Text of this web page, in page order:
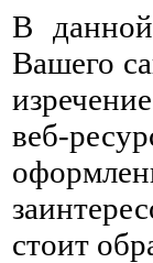
В
Вашего
веб-
стоит